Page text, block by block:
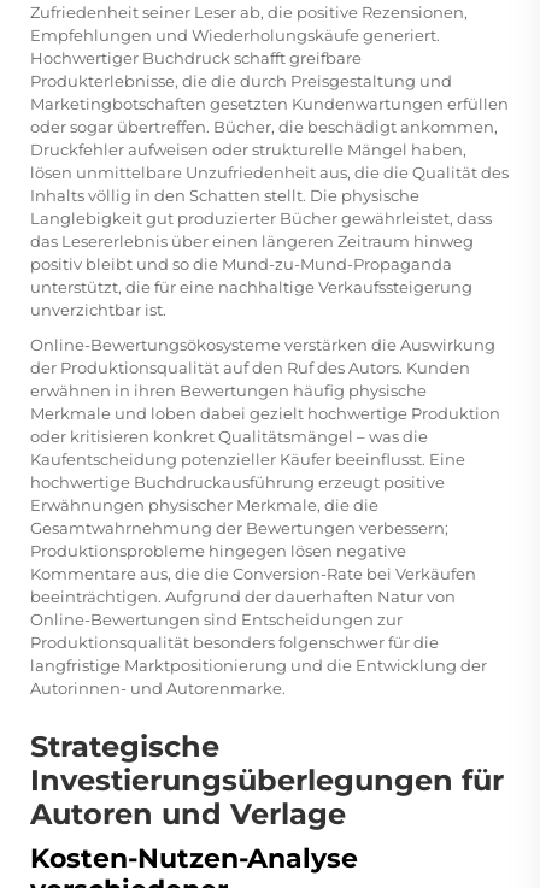
Zufriedenheit seiner Leser ab, die positive Rezensionen,
Empfehlungen und Wiederholungskäufe generiert.
Hochwertiger Buchdruck schafft greifbare
Produkterlebnisse, die die durch Preisgestaltung und
Marketingbotschaften gesetzten Kundenwartungen erfüllen
oder sogar übertreffen. Bücher, die beschädigt ankommen,
Druckfehler aufweisen oder strukturelle Mängel haben,
lösen unmittelbare Unzufriedenheit aus, die die Qualität des
Inhalts völlig in den Schatten stellt. Die physische
Langlebigkeit gut produzierter Bücher gewährleistet, dass
das Lesererlebnis über einen längeren Zeitraum hinweg
positiv bleibt und so die Mund-zu-Mund-Propaganda
unterstützt, die für eine nachhaltige Verkaufssteigerung
unverzichtbar ist.
Online-Bewertungsökosysteme verstärken die Auswirkung
der Produktionsqualität auf den Ruf des Autors. Kunden
erwähnen in ihren Bewertungen häufig physische
Merkmale und loben dabei gezielt hochwertige Produktion
oder kritisieren konkret Qualitätsmängel – was die
Kaufentscheidung potenzieller Käufer beeinflusst. Eine
hochwertige Buchdruckausführung erzeugt positive
Erwähnungen physischer Merkmale, die die
Gesamtwahrnehmung der Bewertungen verbessern;
Produktionsprobleme hingegen lösen negative
Kommentare aus, die die Conversion-Rate bei Verkäufen
beeinträchtigen. Aufgrund der dauerhaften Natur von
Online-Bewertungen sind Entscheidungen zur
Produktionsqualität besonders folgenschwer für die
langfristige Marktpositionierung und die Entwicklung der
Autorinnen- und Autorenmarke.
Strategische
Investierungsüberlegungen für
Autoren und Verlage
Kosten-Nutzen-Analyse